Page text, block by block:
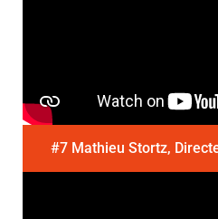
#7 Mathieu Stortz,